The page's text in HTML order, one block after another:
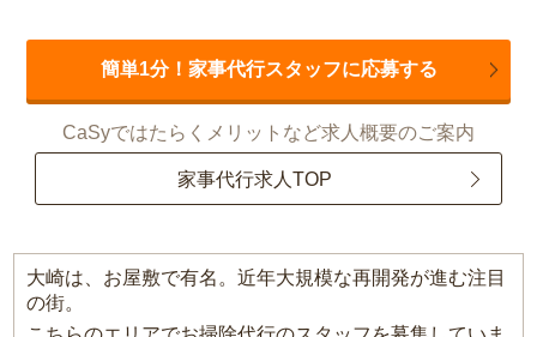
簡単1分！家事代行スタッフに応募する
CaSyではたらくメリットなど求人概要のご案内
家事代行求人TOP
大崎は、お屋敷で有名。近年大規模な再開発が進む注目
の街。